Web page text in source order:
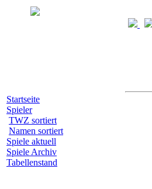
Startseite
Spieler
TWZ sortiert
Namen sortiert
Spiele aktuell
Spiele Archiv
Tabellenstand